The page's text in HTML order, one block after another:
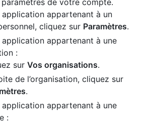
de votre compte.
application appartenant à un
cliquez sur Paramètres.
application appartenant à une
:
sur Vos organisations.
de l’organisation, cliquez sur
.
application appartenant à une
: